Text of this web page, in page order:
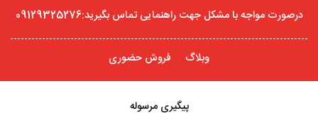
درصورت مواجه با مشکل جهت راهنمایی تماس بگیرید:09129325276
وبلاگ فروش حضوری
پیگیری مرسوله